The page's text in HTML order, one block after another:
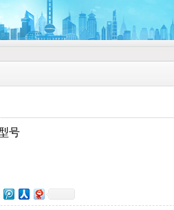
号